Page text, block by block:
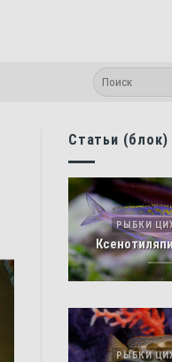
Статьи (блок)
РЫБКИ
РЫБКИ